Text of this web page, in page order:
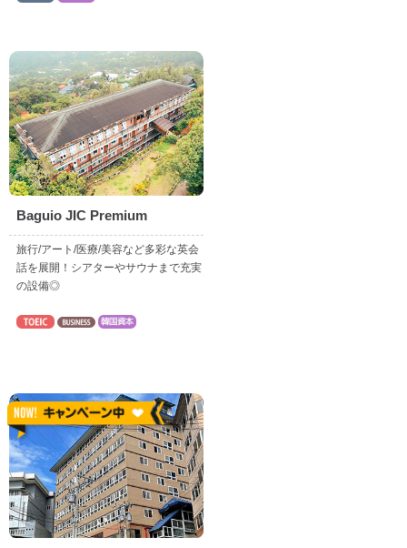
Baguio JIC Premium
旅行/アート/医療/美容など多彩な英会
話を展開！シアターやサウナまで充実
の設備◎